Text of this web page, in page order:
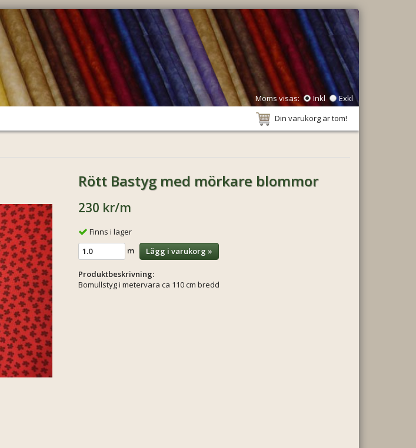
Moms visas: Inkl
Exkl
Din varukorg är tom!
Rött Bastyg med mörkare blommor
230 kr/m
Finns i lager
m
Lägg i varukorg »
Produktbeskrivning:
Bomullstyg i metervara ca 110 cm bredd